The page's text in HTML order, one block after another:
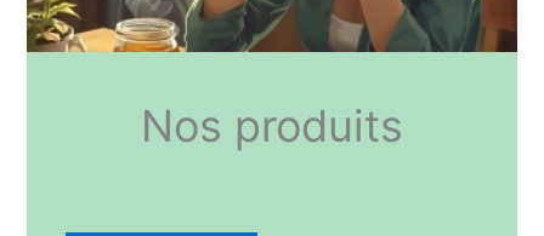
Nos produits